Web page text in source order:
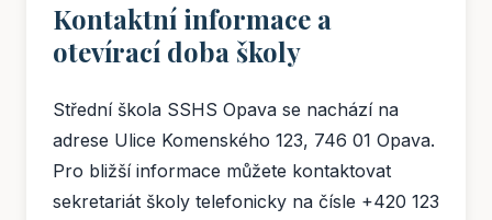
Kontaktní informace a
otevírací doba školy
Střední škola SSHS Opava se nachází na
adrese Ulice Komenského 123, 746 01 Opava.
Pro bližší informace můžete kontaktovat
sekretariát školy telefonicky na čísle +420 123